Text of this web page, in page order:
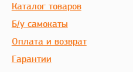
Каталог товаров
Б/у самокаты
Оплата и возврат
Гарантии